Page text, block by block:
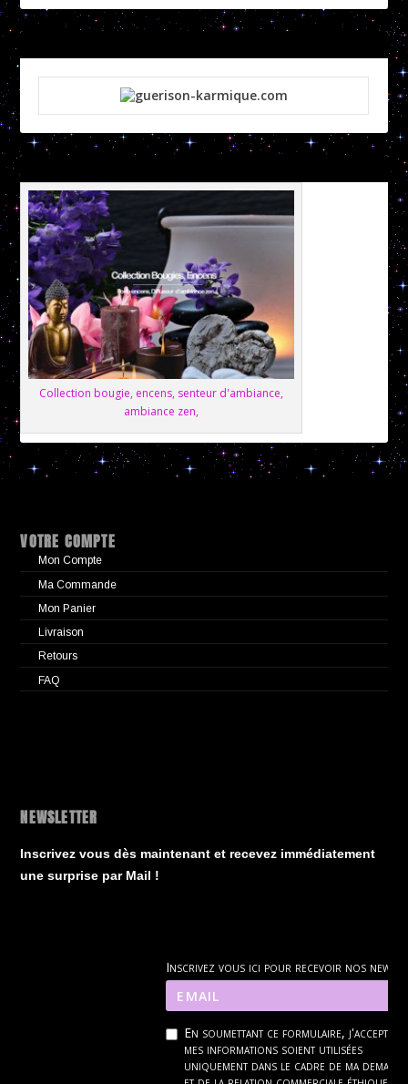
Collection bougie, encens, senteur d'ambiance,
ambiance zen,
VOTRE COMPTE
Mon Compte
Ma Commande
Mon Panier
Livraison
Retours
FAQ
NEWSLETTER
Inscrivez vous dès maintenant et recevez immédiatement
une surprise par Mail !
Inscrivez vous ici pour recevoir nos news
En soumettant ce formulaire, j'accepte
mes informations soient utilisées
uniquement dans le cadre de ma